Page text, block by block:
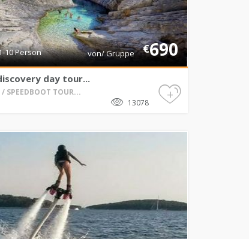
10 Person €690
von/ Gruppe
day tour...
SPEEDBOOT TOUR...
13078
+